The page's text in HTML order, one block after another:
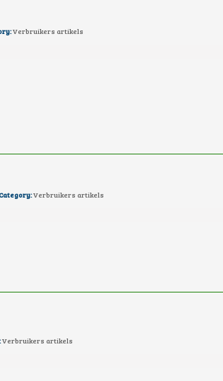
Verbruikers artikels
Verbruikers artikels
Verbruikers artikels